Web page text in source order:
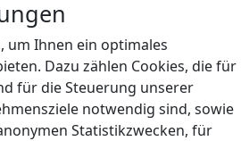
um Ihnen ein optimales
Dazu zählen Cookies, die für
für die Steuerung unserer
notwendig sind, sowie
Statistikzwecken, für